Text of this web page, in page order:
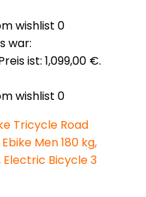
wishlist 0
war:
ist: 1,099,00 €.
wishlist 0